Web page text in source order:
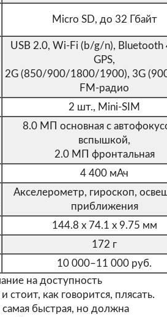
Micro SD, до 32 Гбайт
USB 2.0, Wi-Fi (b/g/n), Bluetooth
GPS,
2G (850/900/1800/1900), 3G
FM-радио
2 шт., Mini-SIM
8.0 МП основная c
вспышкой,
2.0 МП фронтальная
4 400 мАч
Акселерометр, гироскоп,
приближения
144.8 x 74.1 x 9.75 мм
172 г
10 000–11 000 руб.
на доступность
стоит, как говорится, плясать.
самая быстрая, но должна